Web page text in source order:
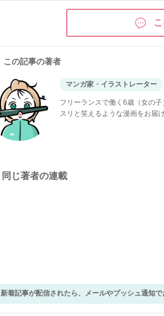
この記事の著者
マンガ家・イラストレーター
フリーランスで働く6歳（女の
スリと笑えるような漫画をお届
同じ著者の連載
新着記事が配信されたら、メールやプッシュ通知で